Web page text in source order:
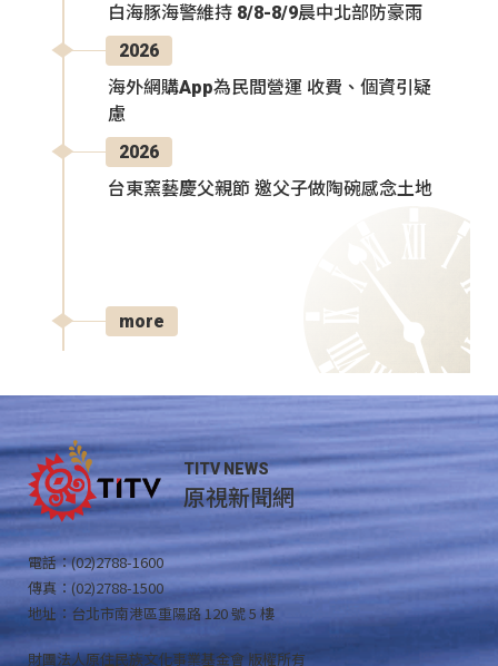
白海豚海警維持 8/8-8/9晨中北部防豪雨
2026
海外網購App為民間營運 收費、個資引疑
慮
2026
台東窯藝慶父親節 邀父子做陶碗感念土地
more
TITV NEWS
原視新聞網
電話：(02)2788-1600
傳真：(02)2788-1500
地址：台北市南港區重陽路 120 號 5 樓
財團法人原住民族文化事業基金會 版權所有